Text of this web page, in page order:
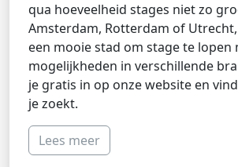
qua hoeveelheid stages niet zo
Amsterdam, Rotterdam of
een mooie stad om stage te lopen
mogelijkheden in verschillende
je gratis in op onze website en
je zoekt.
Lees meer